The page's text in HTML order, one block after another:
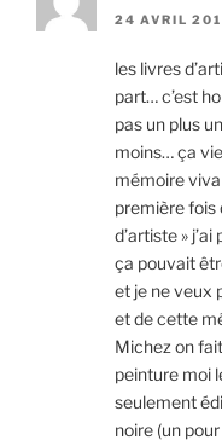
24 AVRIL
les livres
part… c’est
pas un plus
moins… ça
mémoire
première fois
d’artiste »
ça pouvait
et je ne veux
et de cette
Michez on
peinture moi
seulement
noire (un